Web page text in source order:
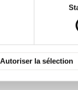
Autoriser la sélection